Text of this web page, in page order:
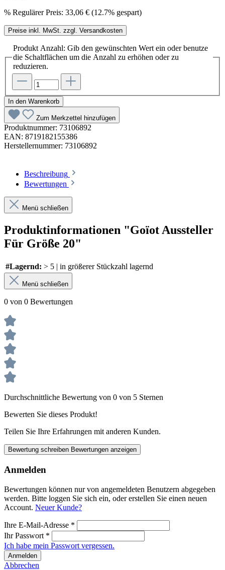
% Regulärer Preis: 33,06 € (12.7% gespart)
Preise inkl. MwSt. zzgl. Versandkosten
Produkt Anzahl: Gib den gewünschten Wert ein oder benutze
die Schaltflächen um die Anzahl zu erhöhen oder zu
reduzieren.
In den Warenkorb
Zum Merkzettel hinzufügen
Produktnummer: 73106892
EAN: 8719182155386
Herstellernummer: 73106892
Beschreibung
Bewertungen
Menü schließen
Produktinformationen "Goïot Aussteller
Für Größe 20"
#Lagernd: > 5 | in größerer Stückzahl lagernd
Menü schließen
0 von 0 Bewertungen
Durchschnittliche Bewertung von 0 von 5 Sternen
Bewerten Sie dieses Produkt!
Teilen Sie Ihre Erfahrungen mit anderen Kunden.
Bewertung schreiben Bewertungen anzeigen
Anmelden
Bewertungen können nur von angemeldeten Benutzern abgegeben
werden. Bitte loggen Sie sich ein, oder erstellen Sie einen neuen
Account. Neuer Kunde?
Ihre E-Mail-Adresse *
Ihr Passwort *
Ich habe mein Passwort vergessen.
Anmelden
Abbrechen